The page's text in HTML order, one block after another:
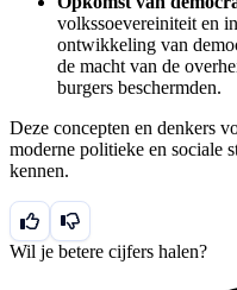
volkssoevereiniteit en
ontwikkeling van
de macht van de
burgers beschermden.
Deze concepten en denkers
moderne politieke en sociale
kennen.
Wil je betere cijfers halen?